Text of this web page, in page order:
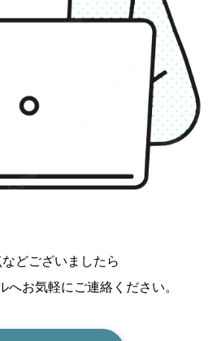
どございましたら
へお気軽にご連絡ください。